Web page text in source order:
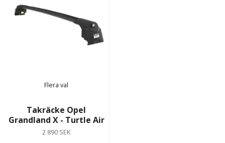
Flera val
Takräcke Opel
Grandland X - Turtle Air
2 890 SEK